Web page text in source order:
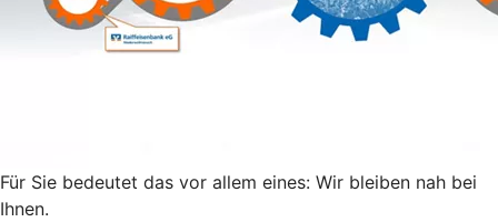
Für Sie bedeutet das vor allem eines: Wir bleiben nah bei
Ihnen.